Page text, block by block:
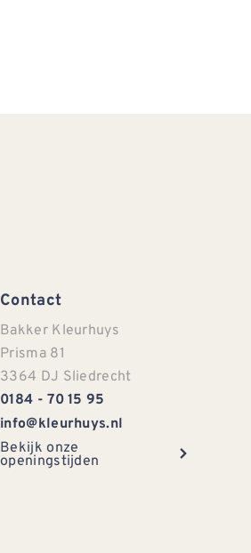
Contact
Bakker Kleurhuys
Prisma 81
3364 DJ Sliedrecht
0184 - 70 15 95
info@kleurhuys.nl
Bekijk onze
openingstijden